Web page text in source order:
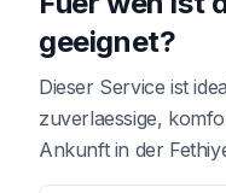
geeignet?
Dieser Service ist
zuverlaessige,
Ankunft in der